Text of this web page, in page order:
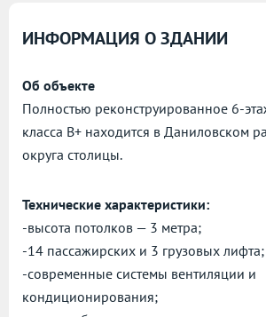
ИНФОРМАЦИЯ О ЗДАНИИ
Об объекте
Полностью реконструированное 6-
класса В+ находится в Даниловском
округа столицы.
Технические характеристики:
-высота потолков — 3 метра;
-14 пассажирских и 3 грузовых лифта;
-современные системы вентиляции и
кондиционирования;